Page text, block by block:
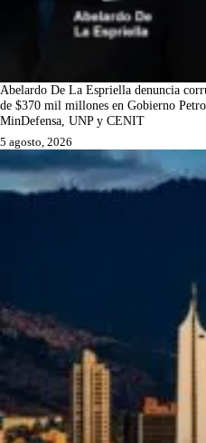
Abelardo De La Espriella denuncia
de $370 mil millones en Gobierno
MinDefensa, UNP y CENIT
5 agosto, 2026